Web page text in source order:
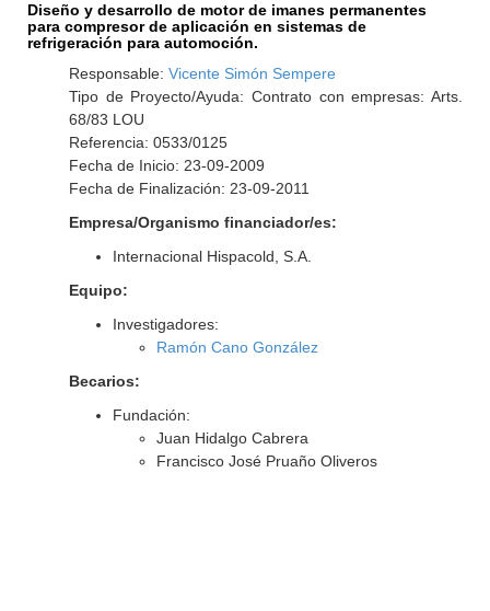
Diseño y desarrollo de motor de imanes permanentes
para compresor de aplicación en sistemas de
refrigeración para automoción.
Responsable: Vicente Simón Sempere
Tipo de Proyecto/Ayuda: Contrato con empresas: Arts.
68/83 LOU
Referencia: 0533/0125
Fecha de Inicio: 23-09-2009
Fecha de Finalización: 23-09-2011
Empresa/Organismo financiador/es:
Internacional Hispacold, S.A.
Equipo:
Investigadores:
Ramón Cano González
Becarios:
Fundación:
Juan Hidalgo Cabrera
Francisco José Pruaño Oliveros